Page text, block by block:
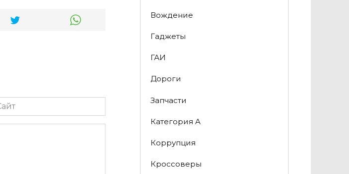
Вождение
Гаджеты
ГАИ
Дороги
Запчасти
Категория А
Коррупция
Кроссоверы